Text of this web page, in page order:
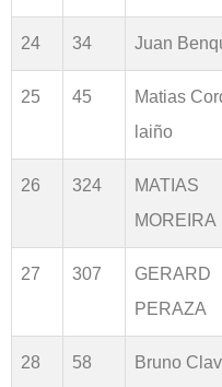
24 34 Juan
25 45
Matias
laiño
26 324
MATIAS
MOREIRA
27 307
GERARD
PERAZA
28 58 Bruno